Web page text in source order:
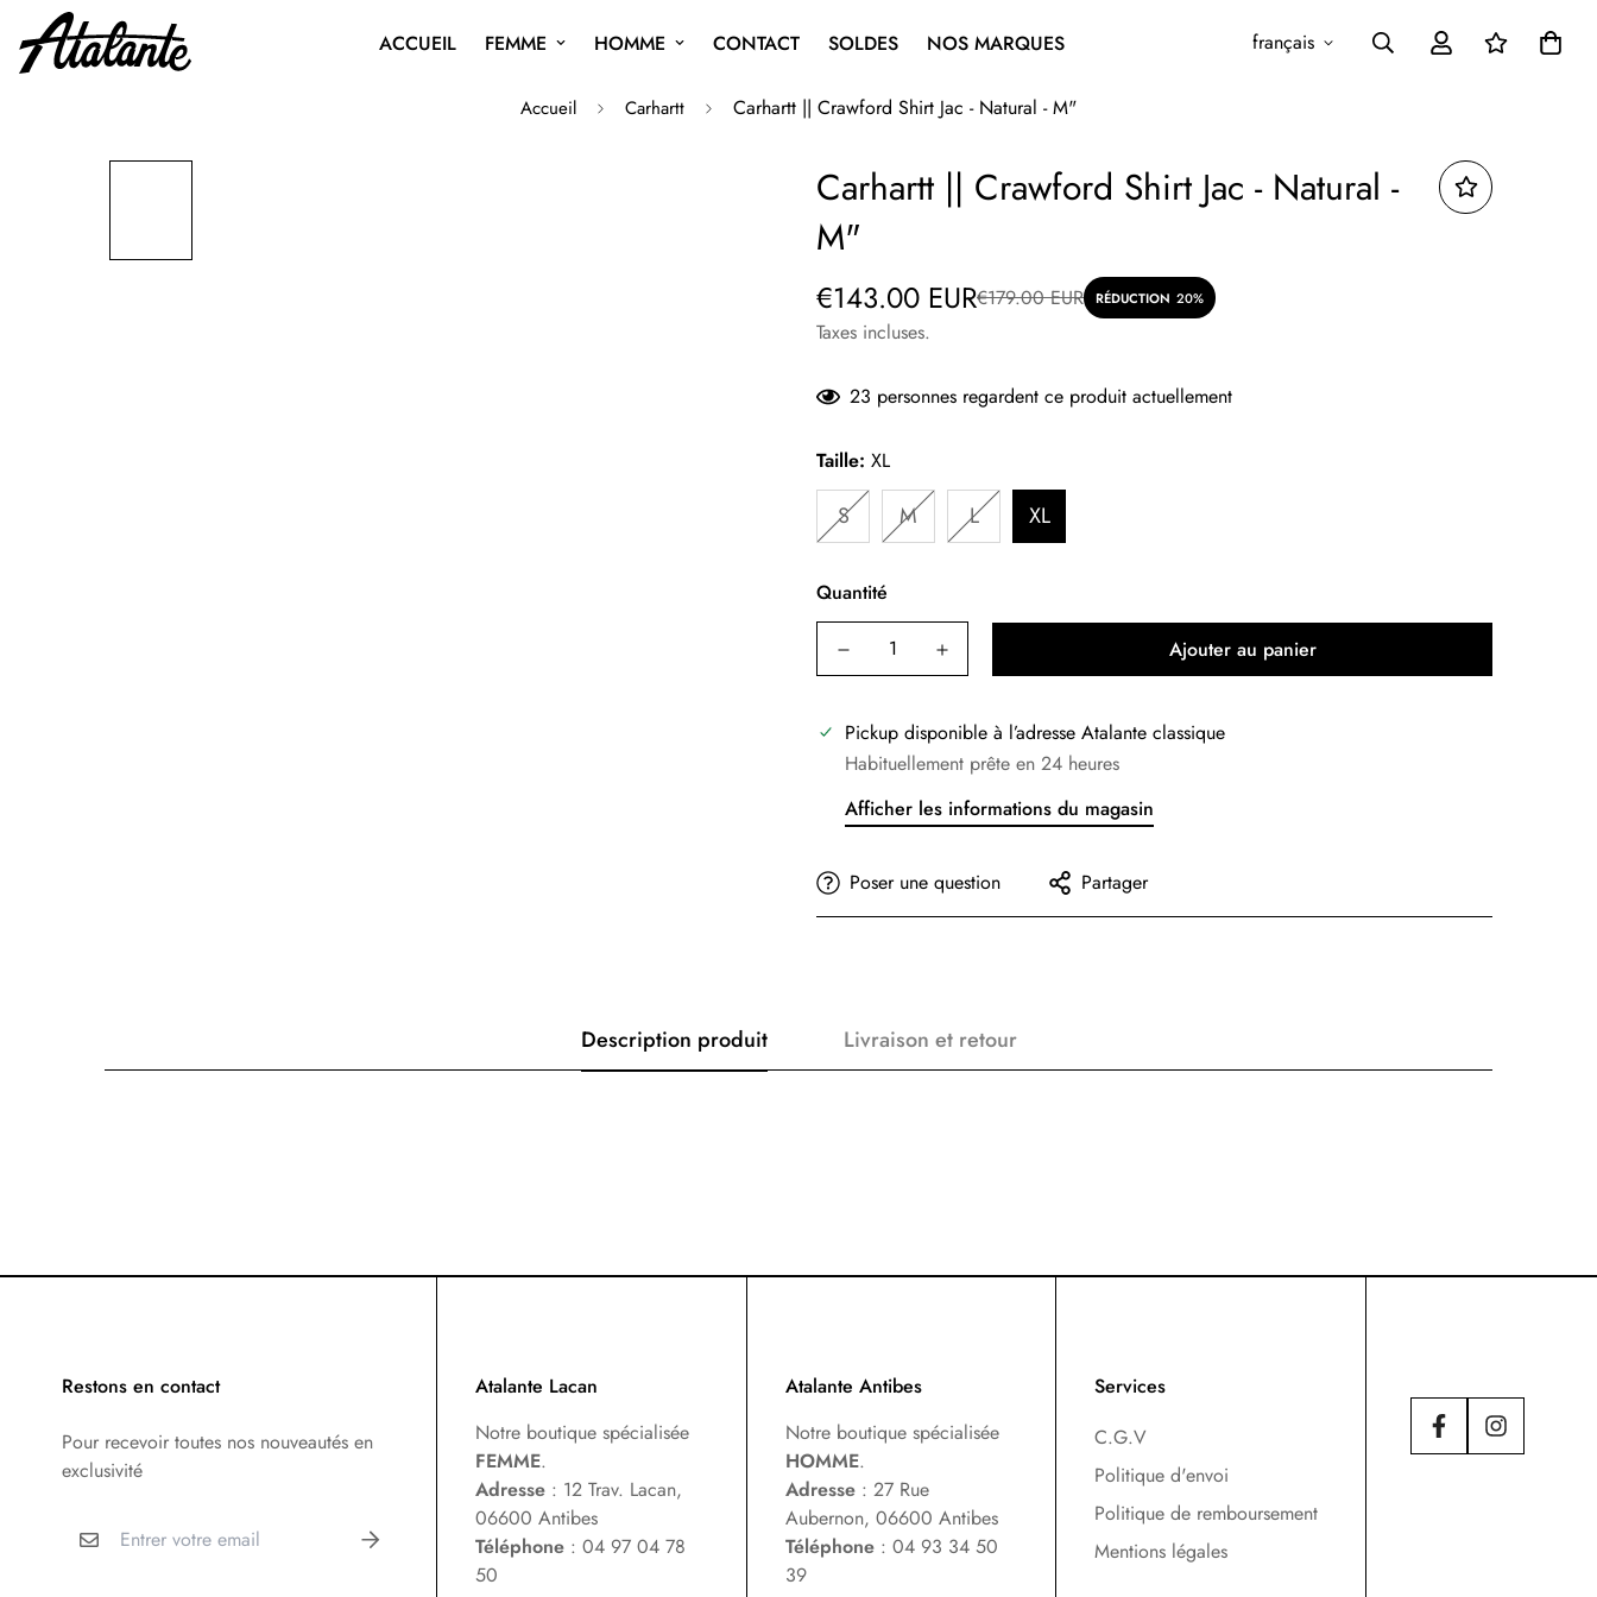
ACCUEIL FEMME HOMME CONTACT SOLDES NOS MARQUES français
Accueil Carhartt Carhartt || Crawford Shirt Jac - Natural - M"
Carhartt || Crawford Shirt Jac - Natural -
M"
Prix
de
vente
€143.00 EUR
Prix
régulier
€179.00 EUR RÉDUCTION 20%
Taxes incluses.
23 personnes regardent ce produit actuellement
Taille: XL
S M L XL
Quantité
Ajouter au panier
Pickup disponible à l’adresse Atalante classique
Habituellement prête en 24 heures
Afficher les informations du magasin
Poser une question Partager
Description produit Livraison et retour
Restons en contact
Pour recevoir toutes nos nouveautés en
exclusivité
Atalante Lacan
Notre boutique spécialisée
FEMME.
Adresse: 12 Trav. Lacan,
06600 Antibes
Téléphone : 04 97 04 78
50
Atalante Antibes
Notre boutique spécialisée
HOMME.
Adresse : 27 Rue
Aubernon, 06600 Antibes
Téléphone : 04 93 34 50
39
Services
C.G.V
Politique d'envoi
Politique de remboursement
Mentions légales